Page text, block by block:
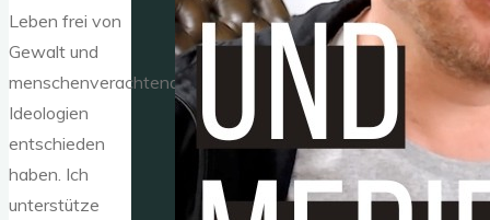
Leben frei von
Gewalt und
menschenverachtenden
Ideologien
entschieden
haben. Ich
unterstütze